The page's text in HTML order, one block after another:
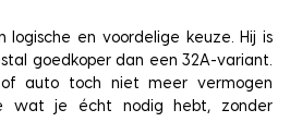
logische en voordelige keuze. Hij is
goedkoper dan een 32A-variant.
auto toch niet meer vermogen
wat je écht nodig hebt, zonder